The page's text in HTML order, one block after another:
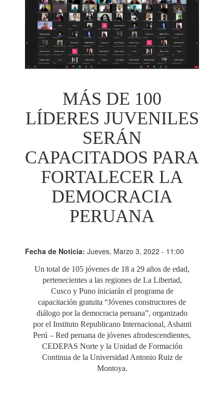
MÁS DE 100
LÍDERES JUVENILES
SERÁN
CAPACITADOS PARA
FORTALECER LA
DEMOCRACIA
PERUANA
Fecha de Noticia: Jueves, Marzo 3, 2022 - 11:00
Un total de 105 jóvenes de 18 a 29 años de edad,
pertenecientes a las regiones de La Libertad,
Cusco y Puno iniciarán el programa de
capacitación gratuita “Jóvenes constructores de
diálogo por la democracia peruana”, organizado
por el Instituto Republicano Internacional, Ashanti
Perú – Red peruana de jóvenes afrodescendientes,
CEDEPAS Norte y la Unidad de Formación
Continua de la Universidad Antonio Ruiz de
Montoya.